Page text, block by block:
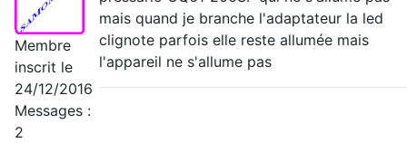
Membre
inscrit le
24/12/2016
Messages :
2
mais quand je branche l'adaptateur la led
clignote parfois elle reste allumée mais
l'appareil ne s'allume pas